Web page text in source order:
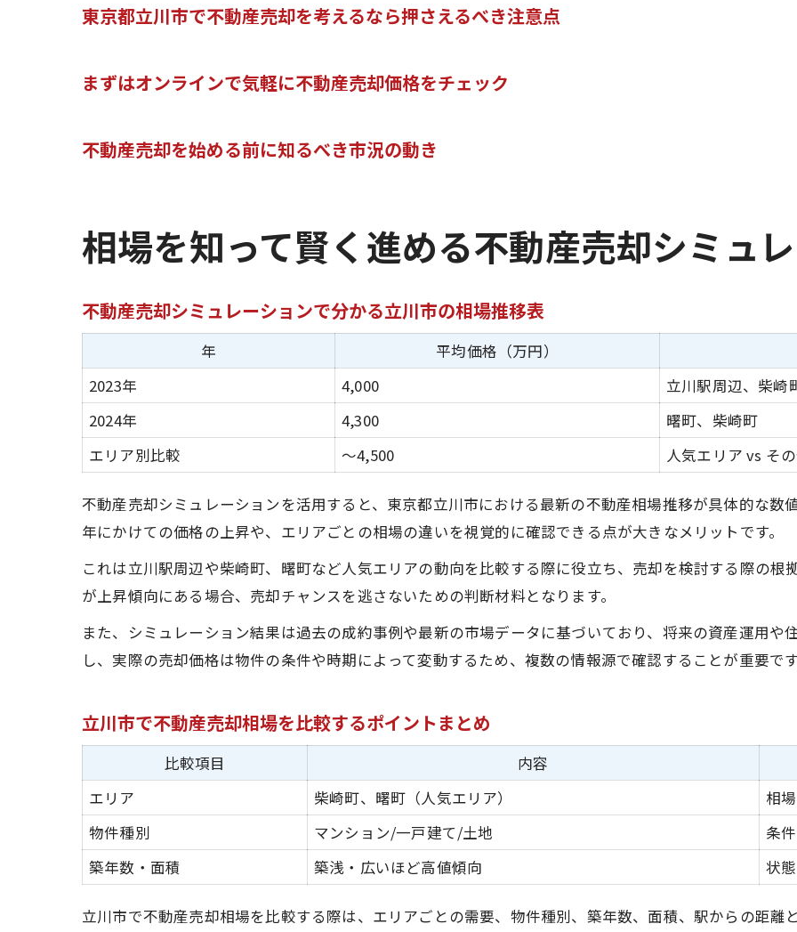
立川市の不動産売却で注意すべきポイント早見表
売却シミュレーションを最大限活用するコツ
失敗しないための不動産売却チェックリスト
立川市の市況変動と売却タイミングの関係を一覧で解説
過去データから読み解く売却タイミングの傾向
売却タイミングを逃さないためのチェックポイント
不動産売却のタイミング判断に役立つ指標まとめ
自宅売却を考えるなら押さえたい立川市の相場動向
立川市の不動産売却相場動向を一覧でチェック
マンションと戸建ての売却相場の違いを比較
直近の不動産売却動向から見る価格変動
エリアごとに異なる売却相場の傾向
シミュレーション活用で売却価格を正確に把握する方法
不動産売却シミュレーション結果の比較表
売却価格の目安を正確に知るための入力ポイント
複数のシミュレーションサイトの特徴を比較
売却価格シミュレーションで注意すべき点
東京都立川市で不動産売却を考えるなら押さえるべき注意点
まずはオンラインで気軽に不動産売却価格をチェック
不動産売却を始める前に知るべき市況の動き
相場を知って賢く進める不動産売却シミュ
不動産売却シミュレーションで分かる立川市の相場推移表
年 平均価格（万円）
2023年
4,000
立川駅周辺、柴崎
2024年
4,300
曙町、柴崎町
エリア別比較
～4,500 人気エリア vs そ
不動産売却シミュレーションを活用すると、東京都立川市における最新の不動産相場推移が具体的な数
年にかけての価格の上昇や、エリアごとの相場の違いを視覚的に確認できる点が大きなメリットです。
これは立川駅周辺や柴崎町、曙町など人気エリアの動向を比較する際に役立ち、売却を検討する際の根
が上昇傾向にある場合、売却チャンスを逃さないための判断材料となります。
また、シミュレーション結果は過去の成約事例や最新の市場データに基づいており、将来の資産運用や
し、実際の売却価格は物件の条件や時期によって変動するため、複数の情報源で確認することが重要です
立川市で不動産売却相場を比較するポイントまとめ
比較項目 内容
エリア
柴崎町、曙町（人気エリア）
相
物件種別
マンション/一戸建て/土地
条
築年数・面積
築浅・広いほど高値傾向 状
立川市で不動産売却相場を比較する際は、エリアごとの需要、物件種別、築年数、面積、駅からの距離